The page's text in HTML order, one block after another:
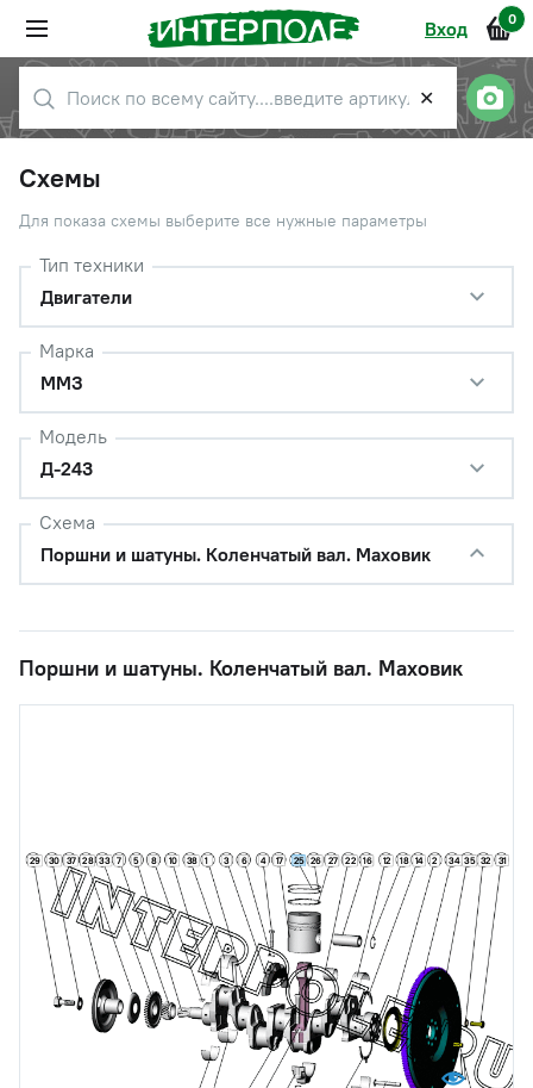
Вход 0
✕
Схемы
Для показа схемы выберите все нужные параметры
Тип техники
Двигатели
Марка
ММЗ
Модель
Д-243
Схема
Поршни и шатуны. Коленчатый вал. Маховик
Поршни и шатуны. Коленчатый вал. Маховик
1 2
3 4
5 6
7 8 10 12 14
16
17 18
22
25 26 27
28
29 30 31
32
33 34 35
37 38